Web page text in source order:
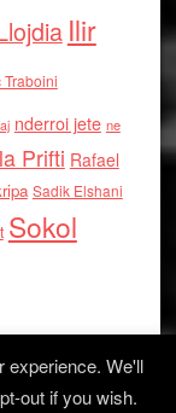
Ilir
Traboini
nderroi jete ne
Prifti Rafael
Sadik Elshani
Sokol
experience. We'll
out if you wish.